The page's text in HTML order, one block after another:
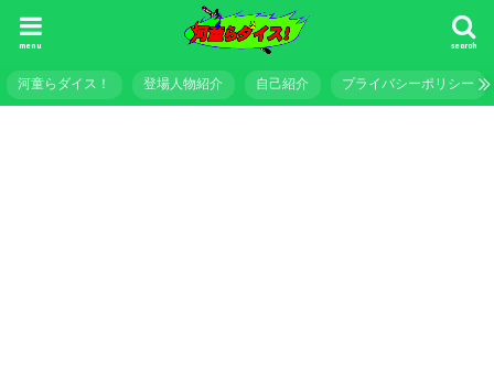
search
menu
河童らダイス！ 登場人物紹介 自己紹介 プライバシーポリシー